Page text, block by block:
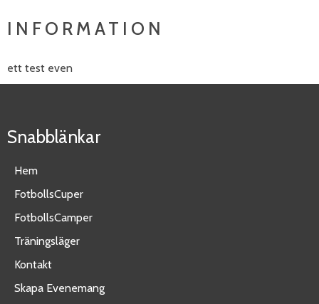
INFORMATION
ett test even
Snabblänkar
Hem
FotbollsCuper
FotbollsCamper
Träningsläger
Kontakt
Skapa Evenemang